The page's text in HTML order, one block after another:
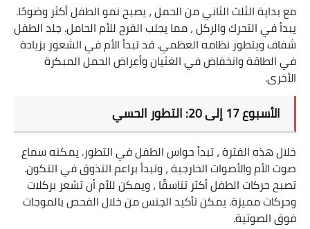
مع بداية الثلث الثاني من الحمل ، يصبح نمو الطفل أكثر وضوحًا.
يبدأ في التحرك والركل ، مما يجلب الفرح للأم الحامل. جلد الطفل
شفاف ويتطور نظامه العظمي. قد تبدأ الأم في الشعور بزيادة
في الطاقة وانخفاض في الغثيان وأعراض الحمل المبكرة
الأخرى.
الأسبوع 17 إلى 20: التطور الحسي
خلال هذه الفترة ، تبدأ حواس الطفل في التطور. يمكنه سماع
صوت الأم والأصوات الخارجية ، وتبدأ براعم التذوق في التكون.
تصبح حركات الطفل أكثر تناسقًا ، ويمكن للأم أن تشعر بركلات
وحركات مميزة. يمكن تأكيد الجنس من خلال الفحص بالموجات
فوق الصوتية.